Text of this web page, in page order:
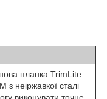
планка TrimLite
з неіржавкої сталі
виконувати точне